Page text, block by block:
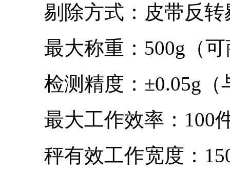
剔除方式：皮带反转
最大称重：500g（可
检测精度：±0.05g（
最大工作效率：100件
秤有效工作宽度：